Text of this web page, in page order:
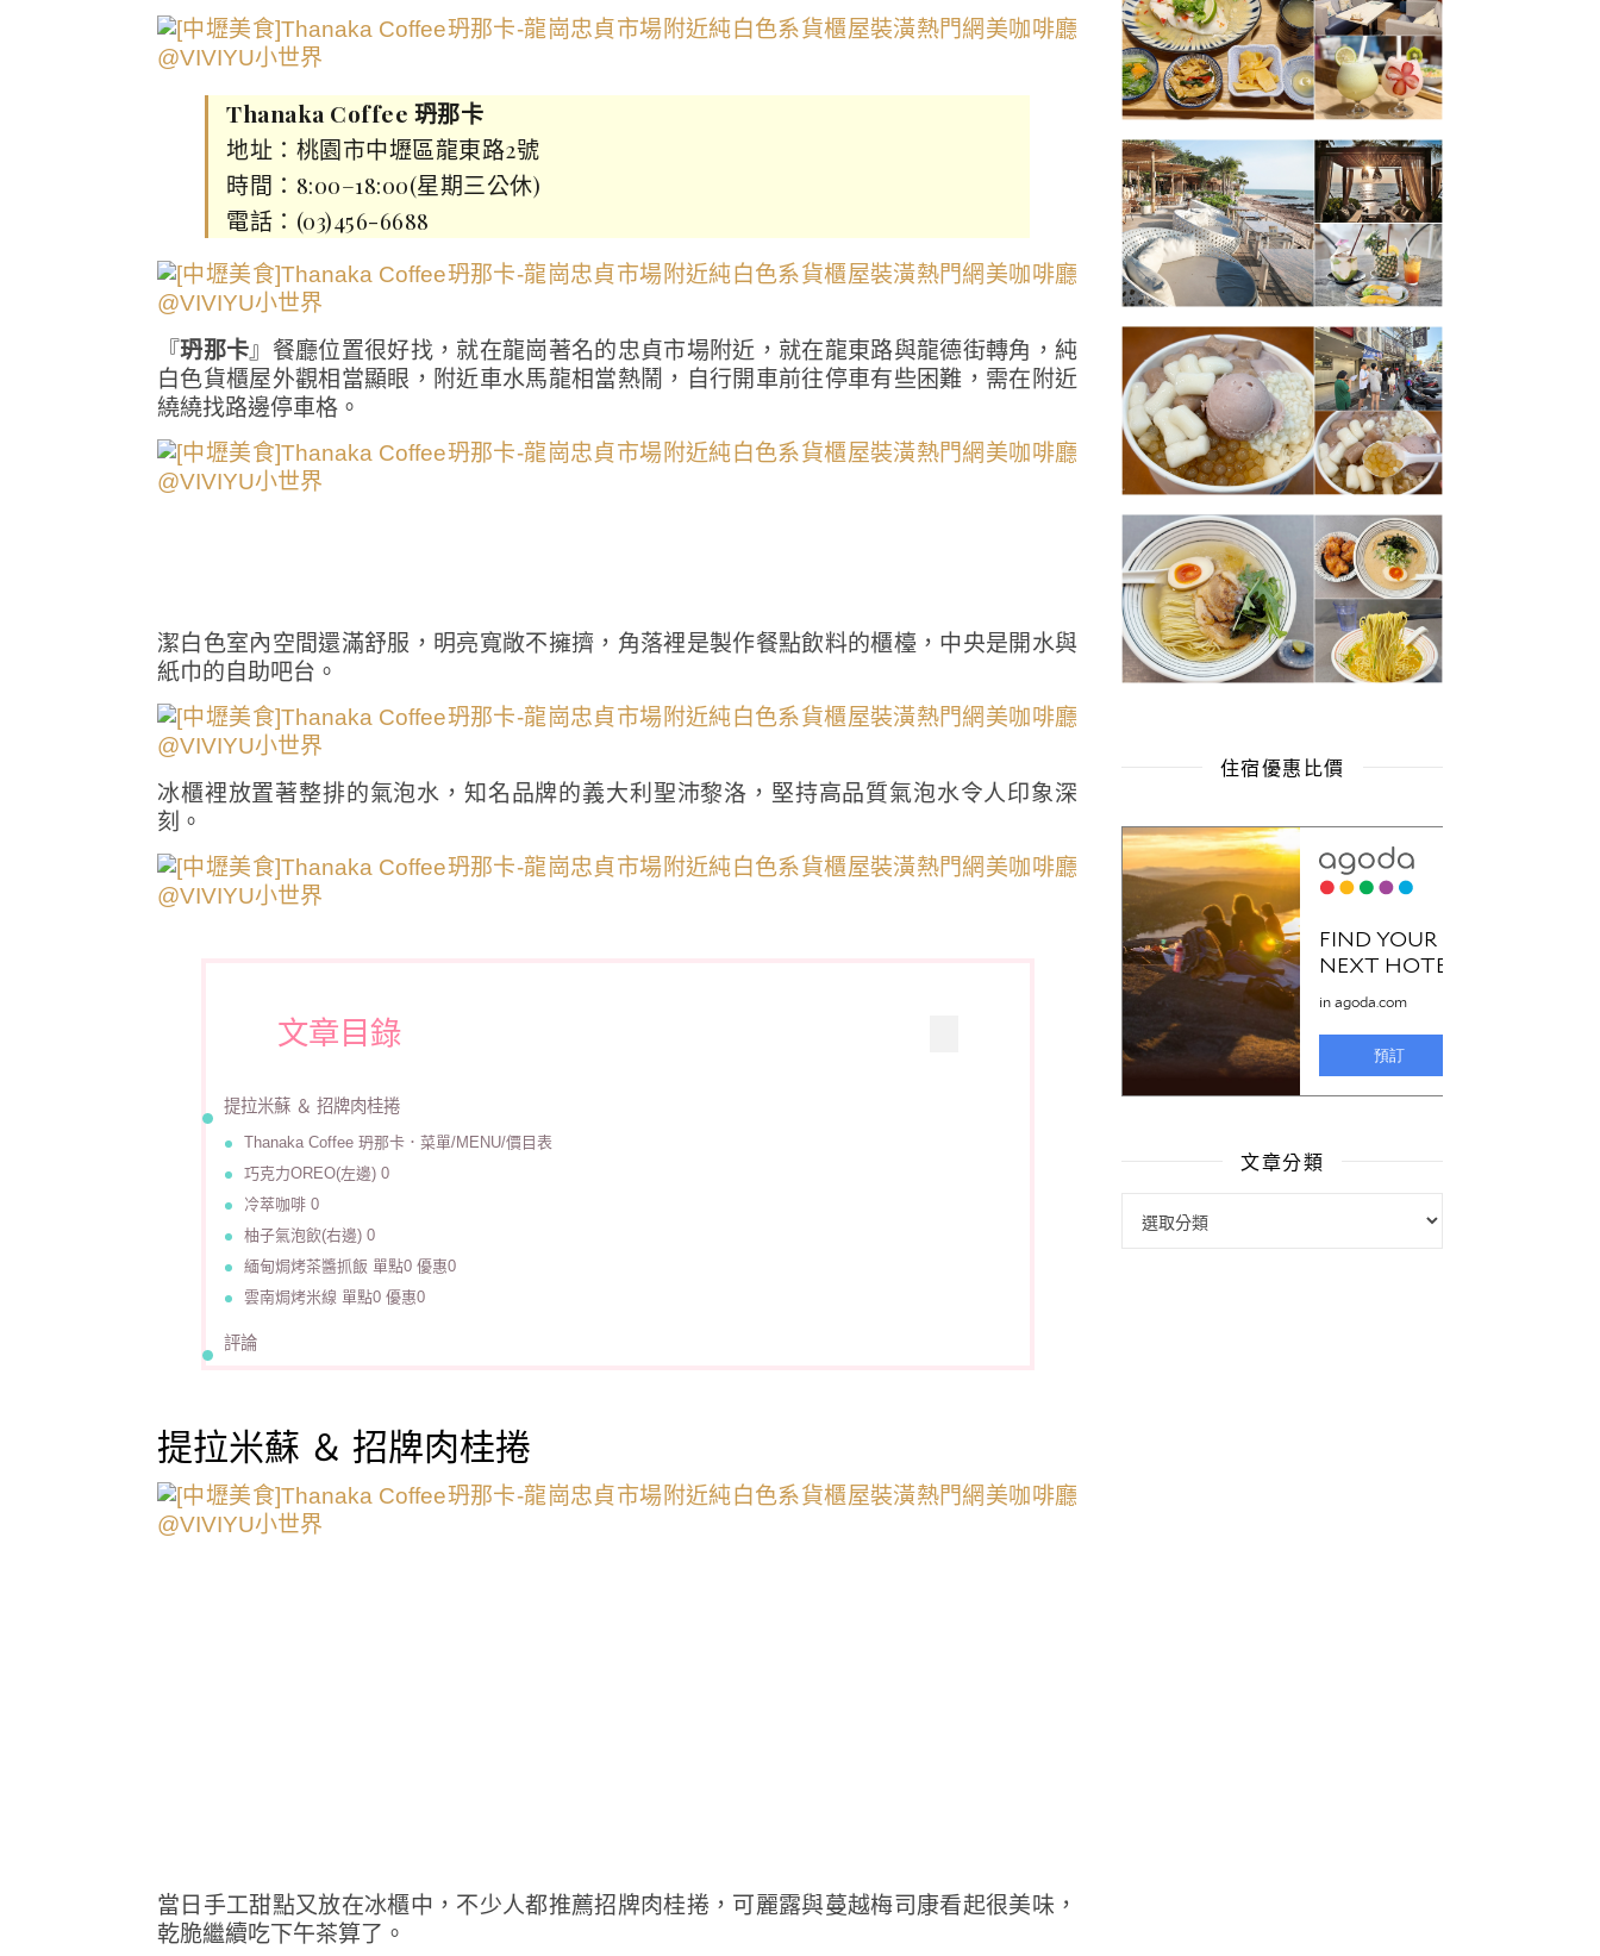
Thanaka Coffee 玬那卡
地址：桃園市中壢區龍東路2號
時間：8:00–18:00(星期三公休)
電話：(03)456-6688
『玬那卡』餐廳位置很好找，就在龍崗著名的忠貞市場附近，就在龍東路與龍德街轉角，純
白色貨櫃屋外觀相當顯眼，附近車水馬龍相當熱鬧，自行開車前往停車有些困難，需在附近
繞繞找路邊停車格。
潔白色室內空間還滿舒服，明亮寬敞不擁擠，角落裡是製作餐點飲料的櫃檯，中央是開水與
紙巾的自助吧台。
冰櫃裡放置著整排的氣泡水，知名品牌的義大利聖沛黎洛，堅持高品質氣泡水令人印象深
刻。
文章目錄
提拉米蘇 ＆ 招牌肉桂捲
Thanaka Coffee 玬那卡．菜單/MENU/價目表
巧克力OREO(左邊) 0
冷萃咖啡 0
柚子氣泡飲(右邊) 0
緬甸焗烤茶醬抓飯 單點0 優惠0
雲南焗烤米線 單點0 優惠0
評論
提拉米蘇 ＆ 招牌肉桂捲
當日手工甜點又放在冰櫃中，不少人都推薦招牌肉桂捲，可麗露與蔓越梅司康看起很美味，
乾脆繼續吃下午茶算了。
住宿優惠比價
文章分類